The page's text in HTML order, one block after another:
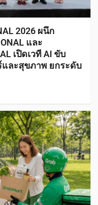
2026 ผนึก
และ
เปิดเวที AI ขับ
ละสุขภาพ ยกระดับ